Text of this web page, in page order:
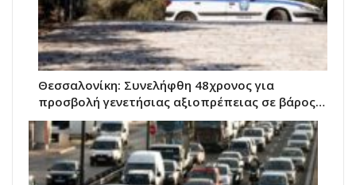
Θεσσαλονίκη: Συνελήφθη 48χρονος για
προσβολή γενετήσιας αξιοπρέπειας σε βάρος…